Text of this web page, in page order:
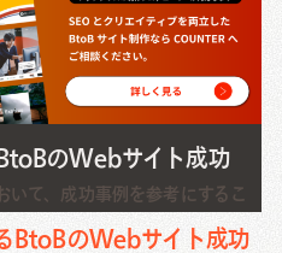
のWebサイト成功
て、成功事例を参考にするこ
BtoBのWebサイト成功